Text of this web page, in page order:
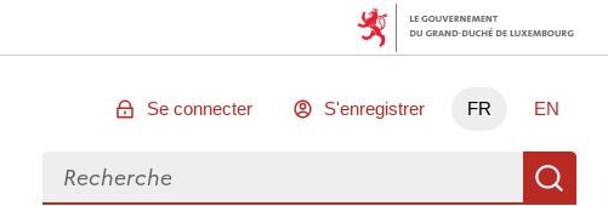
Se connecter S'enregistrer FR EN
Rechercher des données